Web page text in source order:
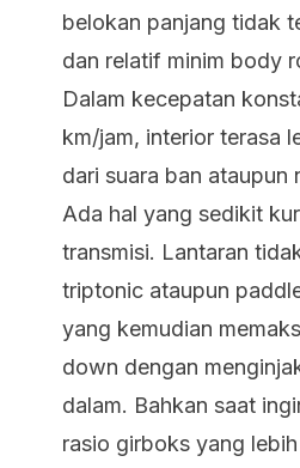
belokan panjang tidak
dan relatif minim body
Dalam kecepatan
km/jam, interior terasa
dari suara ban ataupun
Ada hal yang sedikit
transmisi. Lantaran
triptonic ataupun
yang kemudian
down dengan
dalam. Bahkan saat
rasio girboks yang